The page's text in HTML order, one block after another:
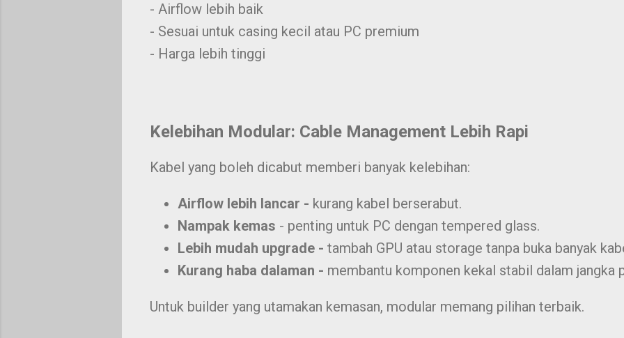
- Airflow lebih baik
- Sesuai untuk casing kecil atau PC premium
- Harga lebih tinggi
Kelebihan Modular: Cable Management Lebih Rapi
Kabel yang boleh dicabut memberi banyak kelebihan:
Airflow lebih lancar - kurang kabel berserabut.
Nampak kemas - penting untuk PC dengan tempered glass.
Lebih mudah upgrade - tambah GPU atau storage tanpa buka banyak
Kurang haba dalaman - membantu komponen kekal stabil dalam jangka
Untuk builder yang utamakan kemasan, modular memang pilihan terbaik.